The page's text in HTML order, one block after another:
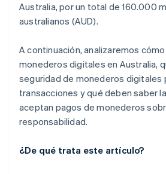
Australia, por un total de 160.000
australianos (AUD).
A continuación, analizaremos
monederos digitales en Australia,
seguridad de monederos digitales
transacciones y qué deben saber
aceptan pagos de monederos
responsabilidad.
¿De qué trata este artículo?